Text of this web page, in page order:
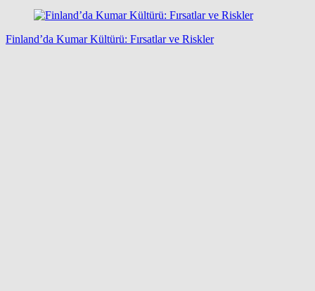
Finland’da Kumar Kültürü: Fırsatlar ve Riskler